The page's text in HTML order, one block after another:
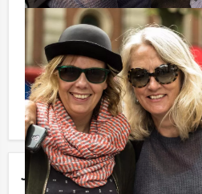
Jouw uitje
Reservering voor kleinere
Komt u niet aan het minimale
dit arrangement? Als u bereid
aantal te betalen, kunt u ook
personen boeken!